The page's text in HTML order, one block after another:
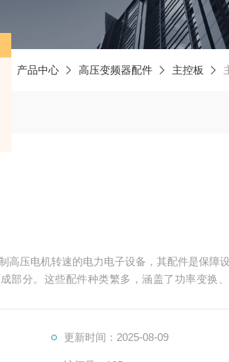
产品中心 高压变频器配件 主控板
高压电机转速的电力电子设备，其配件是保障
部分。这些配件种类繁多，涵盖了功率变换
更新时间：2025-08-09